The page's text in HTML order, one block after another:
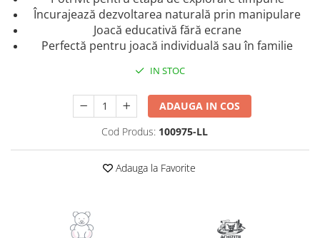
Încurajează dezvoltarea naturală prin manipulare
Joacă educativă fără ecrane
Perfectă pentru joacă individuală sau în familie
IN STOC
ADAUGA IN COS
Cod Produs: 100975-LL
Adauga la Favorite